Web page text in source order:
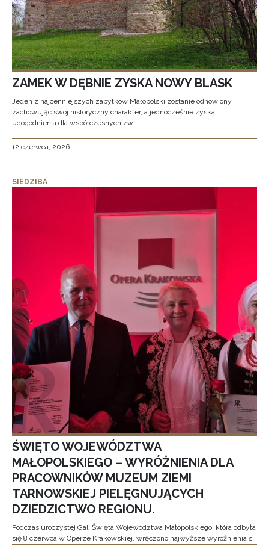
ZAMEK W DĘBNIE ZYSKA NOWY BLASK
Jeden z najcenniejszych zabytków Małopolski zostanie odnowiony,
zachowując swój historyczny charakter, a jednocześnie zyska
udogodnienia dla współczesnych zw
12 czerwca, 2026
SIEDZIBA
ŚWIĘTO WOJEWÓDZTWA
MAŁOPOLSKIEGO – WYRÓŻNIENIA DLA
PRACOWNIKÓW MUZEUM ZIEMI
TARNOWSKIEJ PIELĘGNUJĄCYCH
DZIEDZICTWO REGIONU.
Podczas uroczystej Gali Święta Województwa Małopolskiego, która odbyła
się 8 czerwca w Operze Krakowskiej, wręczono najwyższe wyróżnienia s